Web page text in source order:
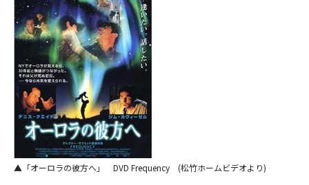
「オーロラの彼方へ」 DVD Frequency (松竹ホームビデオより)